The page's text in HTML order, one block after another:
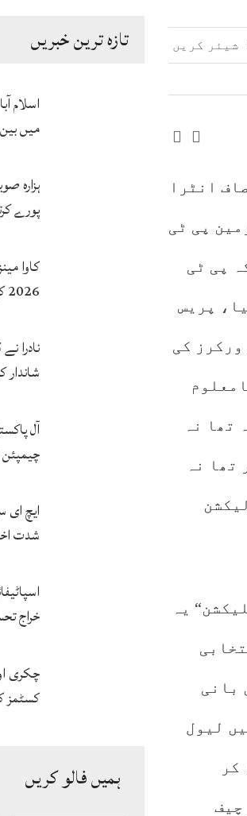
کا انکشاف
تازہ ترین خبریں
اسلام
میں
ہزارہ
پورے
محمد
کاوا
فتح پر
نادرا
شاندار
آل
ایچ ای
شدت
خراج
چکری
کسٹمز
ہمیں فالو کریں
شیئر کریں
انٹرا
پی ٹی
پی ٹی
پریس
کی
تھا نہ
نہ
یہ
بانی
لیول
چیف